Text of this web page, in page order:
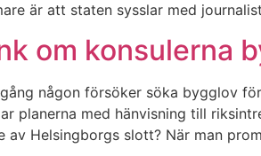
är att staten sysslar med
om konsulerna
någon försöker söka bygglov
planerna med hänvisning till
av Helsingborgs slott? När man